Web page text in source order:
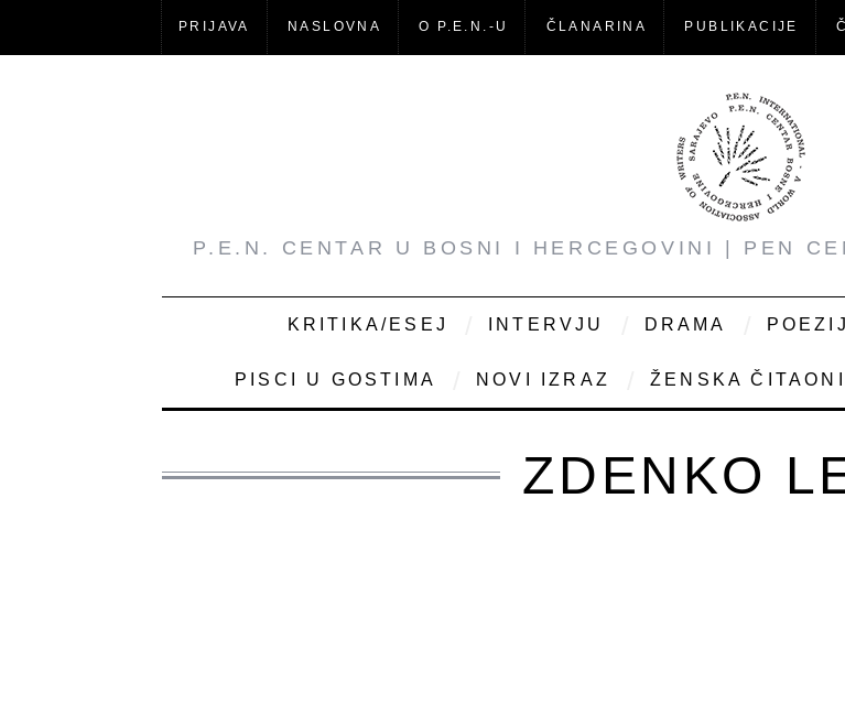
PRIJAVA NASLOVNA O P.E.N.-U ČLANARINA PUBLIKACIJE
P.E.N. CENTAR U BOSNI I HERCEGOVINI | PEN
KRITIKA/ESEJ INTERVJU DRAMA
PISCI U GOSTIMA NOVI IZRAZ ŽENSKA
ZDENKO